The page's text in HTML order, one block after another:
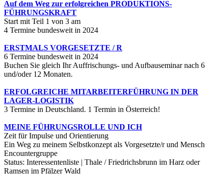
Auf dem Weg zur erfolgreichen PRODUKTIONS-
FÜHRUNGSKRAFT
Start mit Teil 1 von 3 am
4 Termine bundesweit in 2024
ERSTMALS VORGESETZTE / R
6 Termine bundesweit in 2024
Buchen Sie gleich Ihr Auffrischungs- und Aufbauseminar nach 6
und/oder 12 Monaten.
ERFOLGREICHE MITARBEITERFÜHRUNG IN DER
LAGER-LOGISTIK
3 Termine in Deutschland. 1 Termin in Österreich!
MEINE FÜHRUNGSROLLE UND ICH
Zeit für Impulse und Orientierung
Ein Weg zu meinem Selbstkonzept als Vorgesetzte/r und Mensch
Encountergruppe
Status: Interessentenliste | Thale / Friedrichsbrunn im Harz oder
Ramsen im Pfälzer Wald